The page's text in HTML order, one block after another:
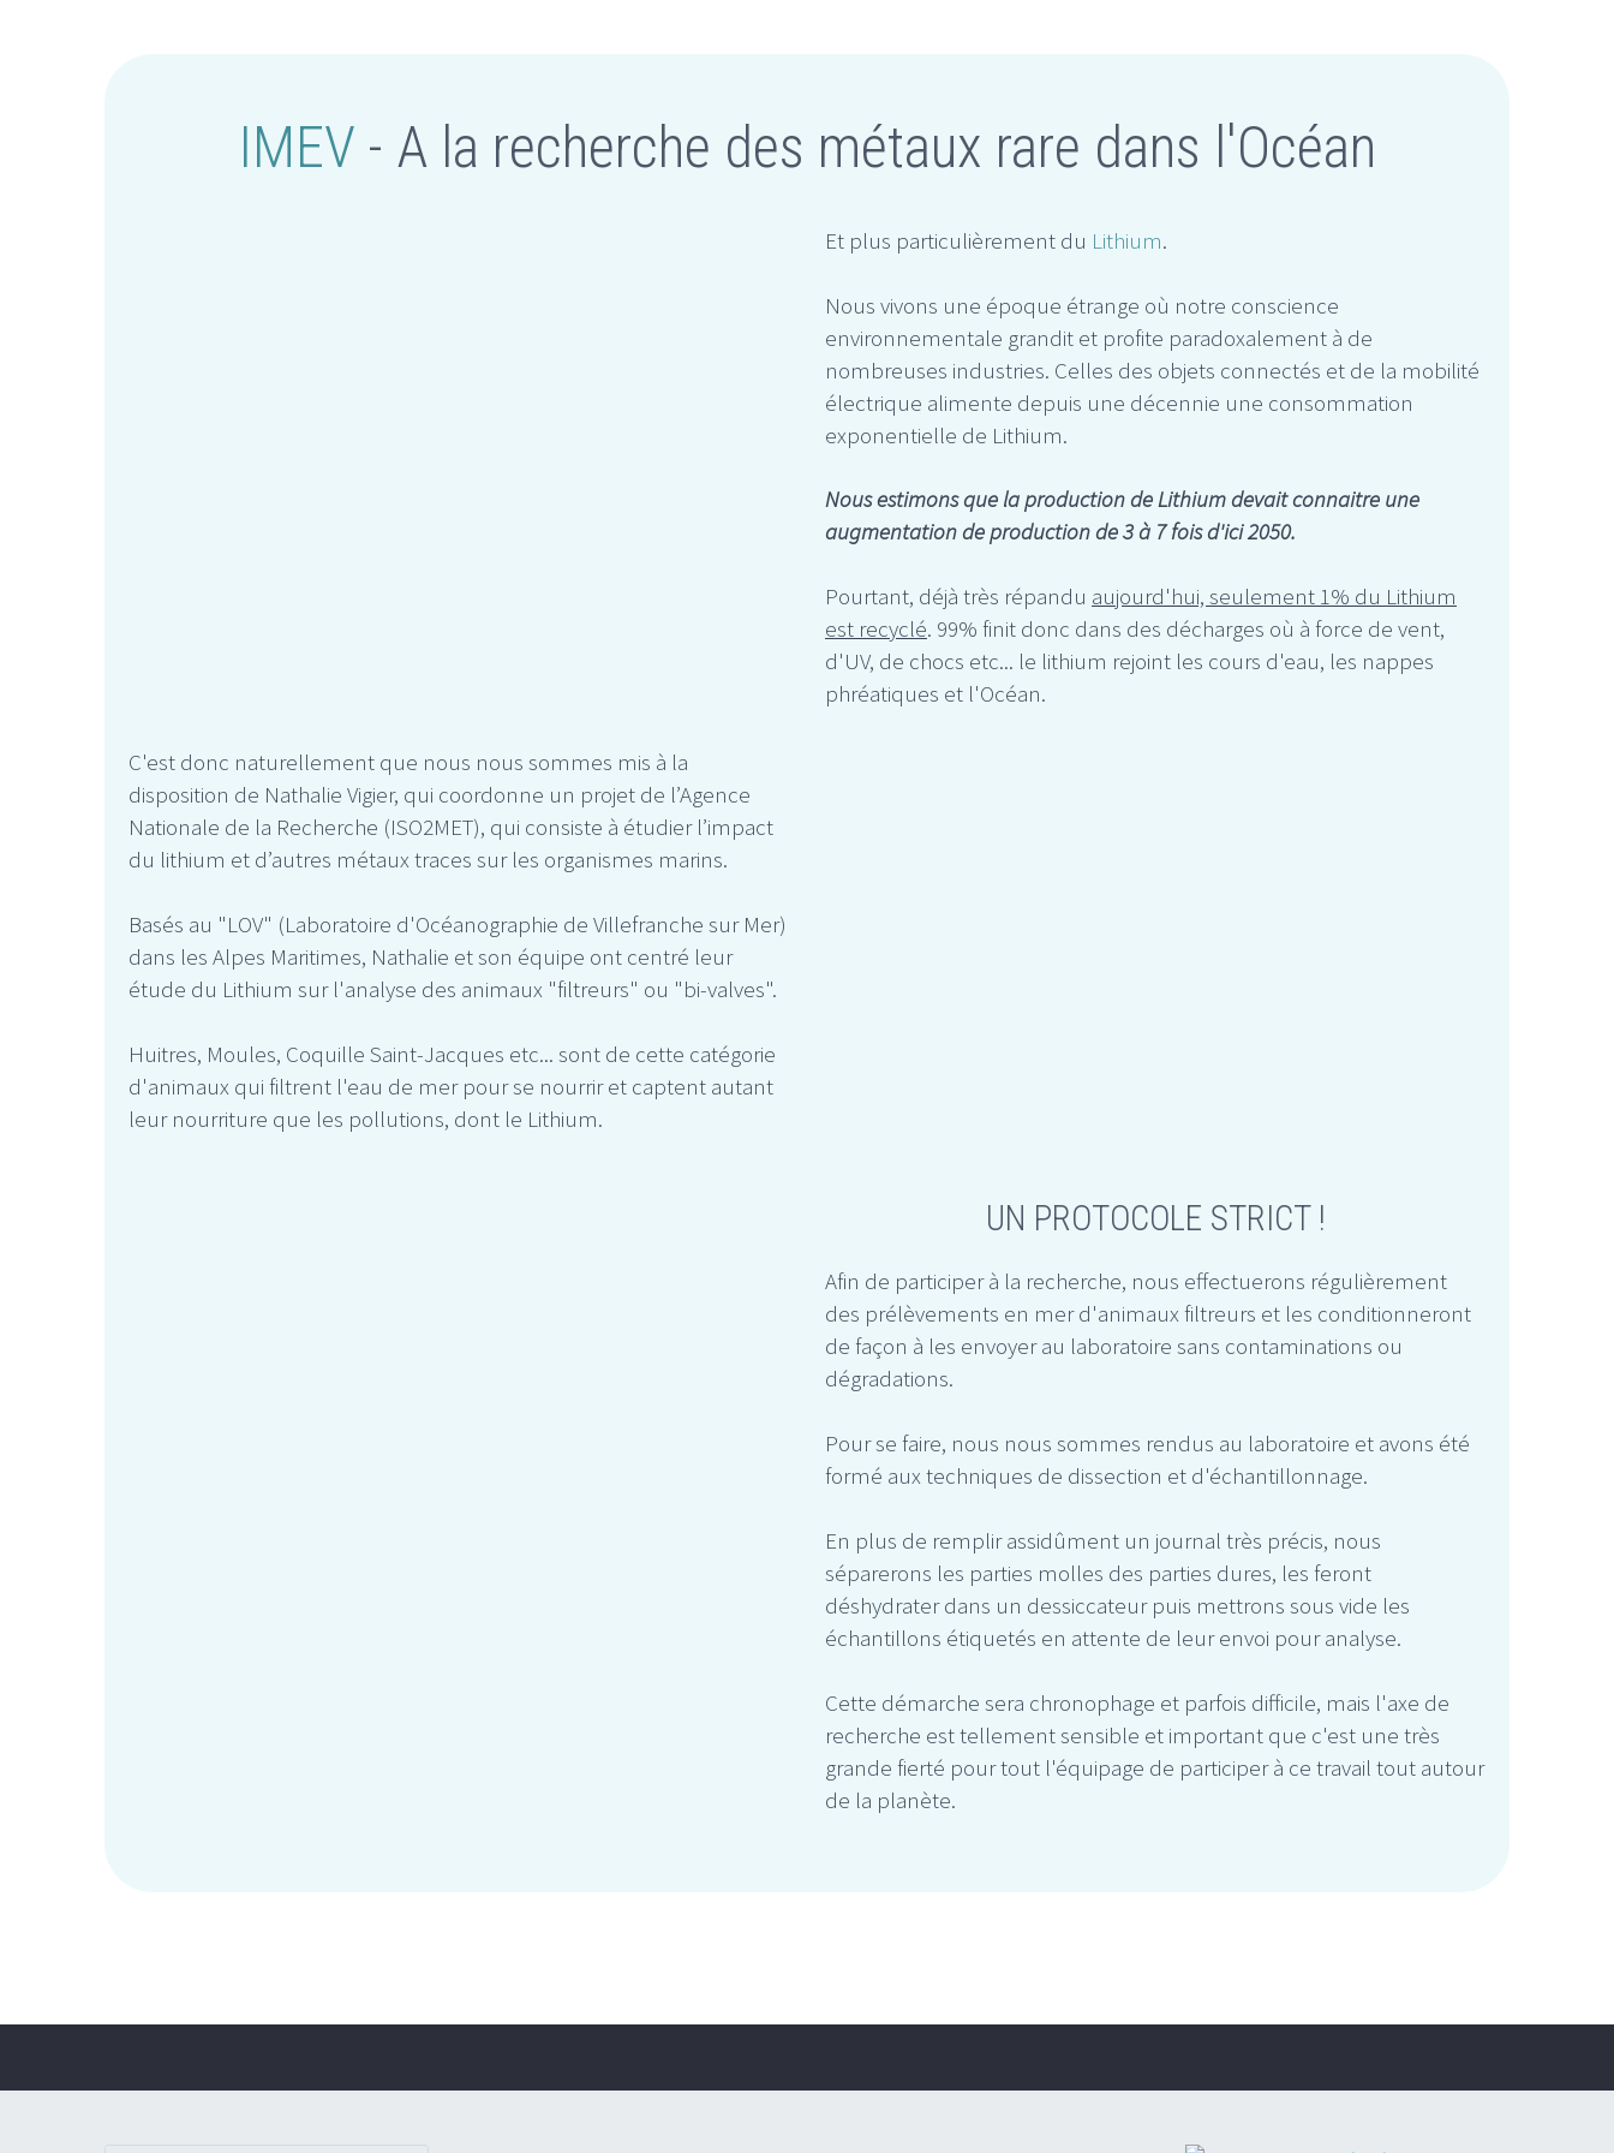
IMEV - A la recherche des métaux rare dans l'Océan
Et plus particulièrement du Lithium.
Nous vivons une époque étrange où notre conscience
environnementale grandit et profite paradoxalement à de
nombreuses industries. Celles des objets connectés et de la mobilité
électrique alimente depuis une décennie une consommation
exponentielle de Lithium.
Nous estimons que la production de Lithium devait connaitre une
augmentation de production de 3 à 7 fois d'ici 2050.
Pourtant, déjà très répandu aujourd'hui, seulement 1% du Lithium
est recyclé. 99% finit donc dans des décharges où à force de vent,
d'UV, de chocs etc... le lithium rejoint les cours d'eau, les nappes
phréatiques et l'Océan.
C'est donc naturellement que nous nous sommes mis à la
disposition de Nathalie Vigier, qui coordonne un projet de l’Agence
Nationale de la Recherche (ISO2MET), qui consiste à étudier l’impact
du lithium et d’autres métaux traces sur les organismes marins.
Basés au "LOV" (Laboratoire d'Océanographie de Villefranche sur Mer)
dans les Alpes Maritimes, Nathalie et son équipe ont centré leur
étude du Lithium sur l'analyse des animaux "filtreurs" ou "bi-valves".
Huitres, Moules, Coquille Saint-Jacques etc... sont de cette catégorie
d'animaux qui filtrent l'eau de mer pour se nourrir et captent autant
leur nourriture que les pollutions, dont le Lithium.
UN PROTOCOLE STRICT !
Afin de participer à la recherche, nous effectuerons régulièrement
des prélèvements en mer d'animaux filtreurs et les conditionneront
de façon à les envoyer au laboratoire sans contaminations ou
dégradations.
Pour se faire, nous nous sommes rendus au laboratoire et avons été
formé aux techniques de dissection et d'échantillonnage.
En plus de remplir assidûment un journal très précis, nous
séparerons les parties molles des parties dures, les feront
déshydrater dans un dessiccateur puis mettrons sous vide les
échantillons étiquetés en attente de leur envoi pour analyse.
Cette démarche sera chronophage et parfois difficile, mais l'axe de
recherche est tellement sensible et important que c'est une très
grande fierté pour tout l'équipage de participer à ce travail tout autour
de la planète.